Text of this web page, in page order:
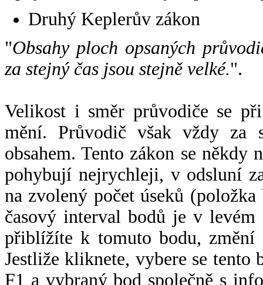
Druhý Keplerův zákon
"Obsahy ploch opsaných
za stejný čas jsou stejně velké.".
Velikost i směr průvodiče se
mění. Průvodič však vždy za
obsahem. Tento zákon se někdy
pohybují nejrychleji, v odsluní
na zvolený počet úseků
časový interval bodů je v
přiblížíte k tomuto bodu,
Jestliže kliknete, vybere se tento
F1 a vybraný bod společně s